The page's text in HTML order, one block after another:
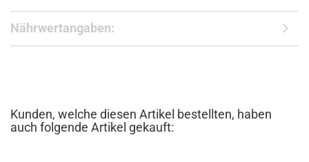
Nährwertangaben:
Kunden, welche diesen Artikel bestellten, haben
auch folgende Artikel gekauft: